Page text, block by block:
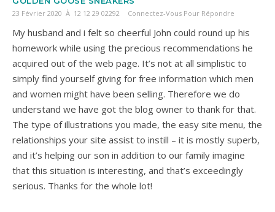
23 Février 2020 À 12 12 29 02292 Connectez-Vous Pour Répondre
My husband and i felt so cheerful John could round up his
homework while using the precious recommendations he
acquired out of the web page. It’s not at all simplistic to
simply find yourself giving for free information which men
and women might have been selling. Therefore we do
understand we have got the blog owner to thank for that.
The type of illustrations you made, the easy site menu, the
relationships your site assist to instill – it is mostly superb,
and it’s helping our son in addition to our family imagine
that this situation is interesting, and that’s exceedingly
serious. Thanks for the whole lot!